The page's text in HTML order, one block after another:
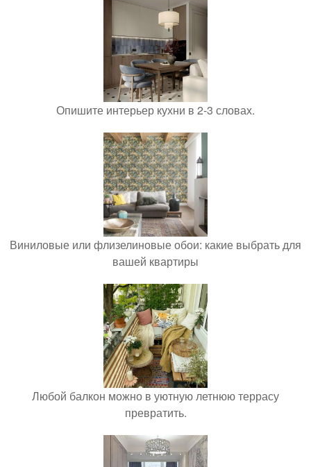
Опишите интерьер кухни в 2-3 словах.
Виниловые или флизелиновые обои: какие выбрать для
вашей квартиры
Любой балкон можно в уютную летнюю террасу
превратить.